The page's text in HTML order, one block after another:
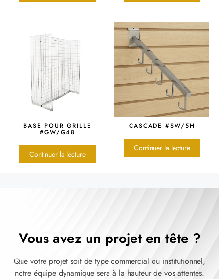
BASE POUR GRILLE
#GW/G48
Continuer la lecture
CASCADE #SW/5H
Continuer la lecture
Vous avez un projet en tête ?
Que votre projet soit de type commercial ou institutionnel,
notre équipe dynamique sera à la hauteur de vos attentes.